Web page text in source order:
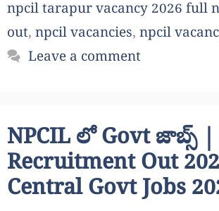
npcil tarapur vacancy 2026 full
out, npcil vacancies, npcil
Leave a comment
NPCIL లో Govt జాబ్స్
Recruitment Out
Central Govt Jobs